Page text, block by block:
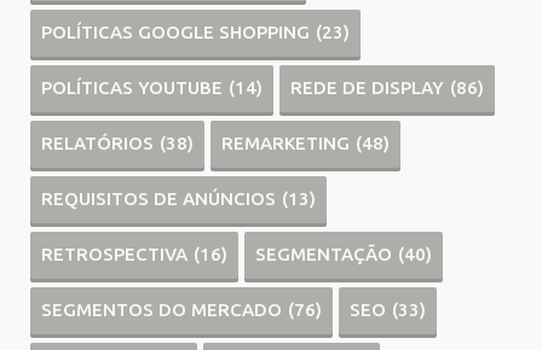
POLÍTICAS GOOGLE SHOPPING (23)
POLÍTICAS YOUTUBE (14) REDE DE DISPLAY (86)
RELATÓRIOS (38) REMARKETING (48)
REQUISITOS DE ANÚNCIOS (13)
RETROSPECTIVA (16) SEGMENTAÇÃO (40)
SEGMENTOS DO MERCADO (76) SEO (33)